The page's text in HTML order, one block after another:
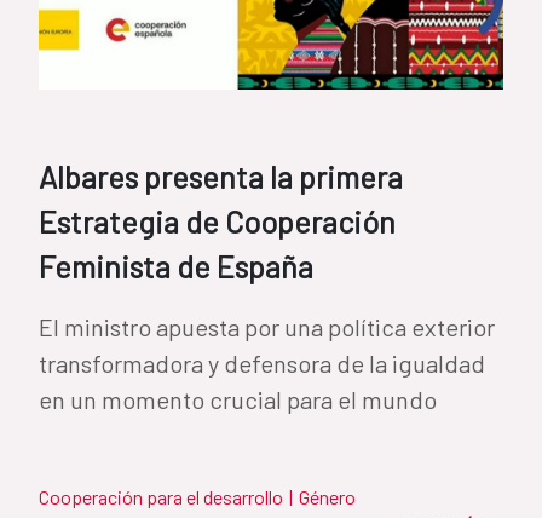
Albares presenta la primera
Estrategia de Cooperación
Feminista de España
El ministro apuesta por una política exterior
transformadora y defensora de la igualdad
en un momento crucial para el mundo
Cooperación para el desarrollo | Género